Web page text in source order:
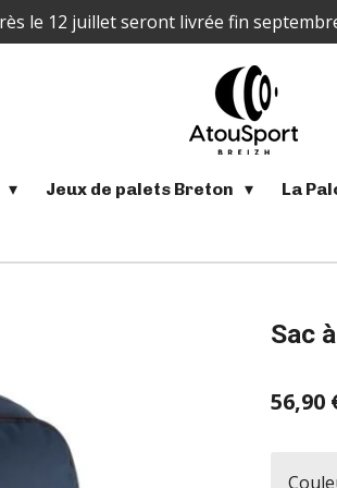
le 12 juillet seront livrée fin
Jeux de palets Breton La
Sac
56,90